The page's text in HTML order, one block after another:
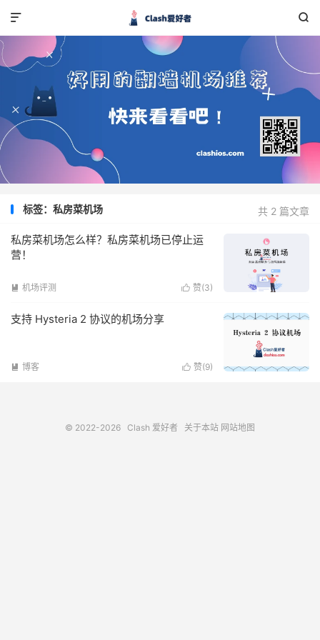


共 2 篇文章
标签：私房菜机场
私房菜机场怎么样？私房菜机场已停止运
营！
 赞(3)
 机场评测
支持 Hysteria 2 协议的机场分享
 赞(9)
 博客
© 2022-2026 Clash 爱好者 关于本站 网站地图